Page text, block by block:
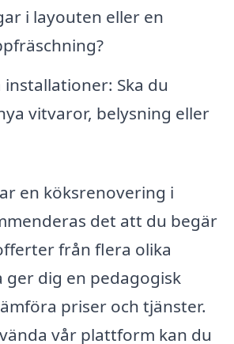
i layouten eller en
installationer: Ska du
vitvaror, belysning eller
en köksrenovering i
det att du begär
från flera olika
dig en pedagogisk
priser och tjänster.
vår plattform kan du